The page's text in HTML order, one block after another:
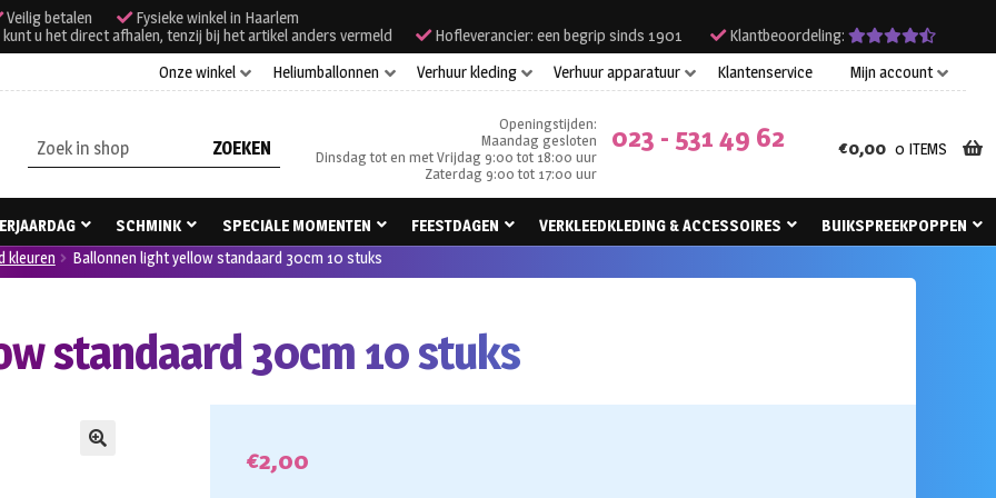
Veilig betalen
Fysieke winkel in Haarlem
u het direct afhalen, tenzij bij het artikel anders vermeld
Hofleverancier: een begrip sinds 1901
Klantbeoordeling:
Onze winkel
Heliumballonnen Verhuur kleding Verhuur apparatuur Klantenservice Mijn account
Zoeken
naar:
Openingstijden:
Maandag gesloten
Dinsdag tot en met Vrijdag 9:00 tot 18:00 uur
Zaterdag 9:00 tot 17:00 uur
023 - 531 49 62 €0,00 0 ITEMS
SCHMINK SPECIALE MOMENTEN FEESTDAGEN VERKLEEDKLEDING & ACCESSOIRES
BUIKSPREEKPOPPEN
kleuren Ballonnen light yellow standaard 30cm 10 stuks
standaard 30cm 10 stuks
€2,00